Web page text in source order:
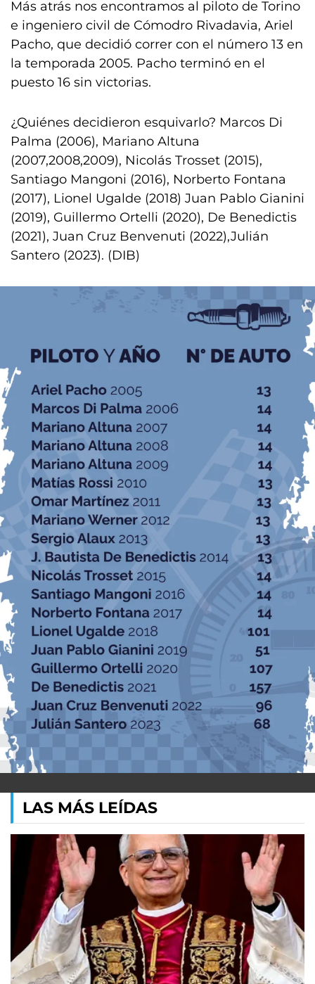
Más atrás nos encontramos al piloto de Torino
e ingeniero civil de Cómodro Rivadavia, Ariel
Pacho, que decidió correr con el número 13 en
la temporada 2005. Pacho terminó en el
puesto 16 sin victorias.
¿Quiénes decidieron esquivarlo? Marcos Di
Palma (2006), Mariano Altuna
(2007,2008,2009), Nicolás Trosset (2015),
Santiago Mangoni (2016), Norberto Fontana
(2017), Lionel Ugalde (2018) Juan Pablo Gianini
(2019), Guillermo Ortelli (2020), De Benedictis
(2021), Juan Cruz Benvenuti (2022),Julián
Santero (2023). (DIB)
LAS MÁS LEÍDAS